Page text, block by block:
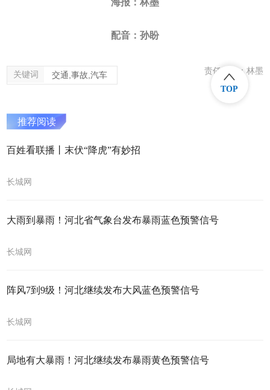
配音：孙盼
关键词 交通,事故,汽车 责任编辑：林墨
推荐阅读
百姓看联播丨末伏“降虎”有妙招
长城网
大雨到暴雨！河北省气象台发布暴雨蓝色预警信号
长城网
阵风7到9级！河北继续发布大风蓝色预警信号
长城网
局地有大暴雨！河北继续发布暴雨黄色预警信号
TOP